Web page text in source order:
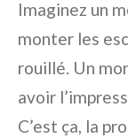
Imaginez un
monter les
rouillé. Un
avoir
C’est ça, la